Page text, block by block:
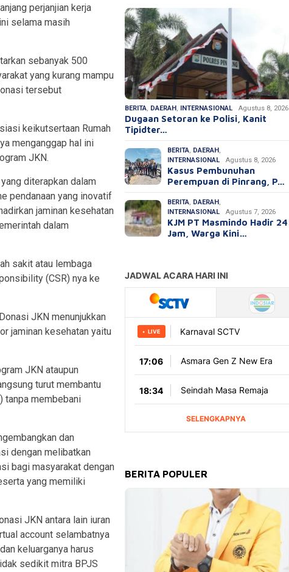
perjanjian kerja
selama masih
sebanyak 500
yang kurang mampu
tersebut
keikutsertaan Rumah
menganggap hal ini
JKN.
diterapkan dalam
pendanaan yang inovatif
jaminan kesehatan
dalam
sakit atau lembaga
(CSR) nya ke
JKN menunjukkan
jaminan kesehatan yaitu
JKN ataupun
turut membantu
tanpa membebani
dan
dengan melibatkan
bagi masyarakat dengan
yang memiliki
JKN antara lain iuran
account selambatnya
keluarganya harus
sedikit mitra BPJS
BERITA, DAERAH, INTERNASIONAL Agustus 8, 2026
Dugaan Setoran ke Polisi, Kanit
Tipidter…
BERITA, DAERAH,
INTERNASIONAL
Agustus 8, 2026
Kasus Pembunuhan
Perempuan di Pinrang, P…
BERITA, DAERAH,
INTERNASIONAL
Agustus 7, 2026
KJM PT Masmindo Hadir 24
Jam, Warga Kini…
BERITA POPULER